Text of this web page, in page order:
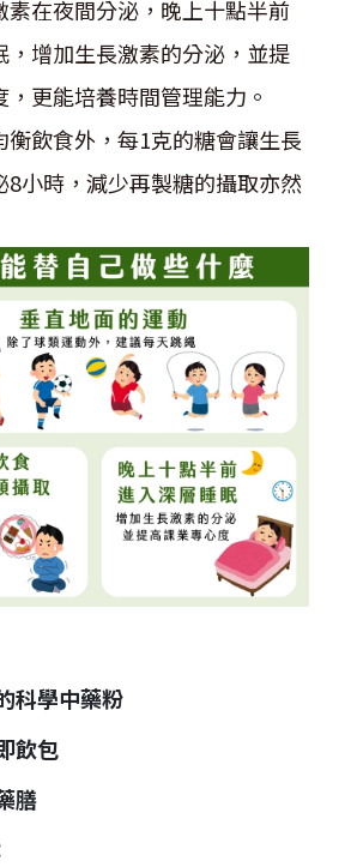
素在夜間分泌，晚上十點半前
，增加生長激素的分泌，並提
更能培養時間管理能力。
衡飲食外，每1克的糖會讓生長
8小時，減少再製糖的攝取亦然
科學中藥粉
飲包
膳